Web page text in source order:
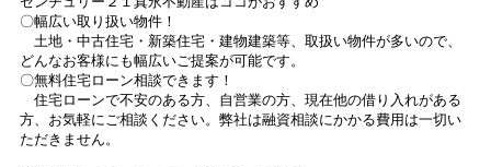
〇幅広い取り扱い物件！
土地・中古住宅・新築住宅・建物建築等、取扱い物件が多いので、
どんなお客様にも幅広いご提案が可能です。
〇無料住宅ローン相談できます！
住宅ローンで不安のある方、自営業の方、現在他の借り入れがある
方、お気軽にご相談ください。弊社は融資相談にかかる費用は一切い
ただきません。